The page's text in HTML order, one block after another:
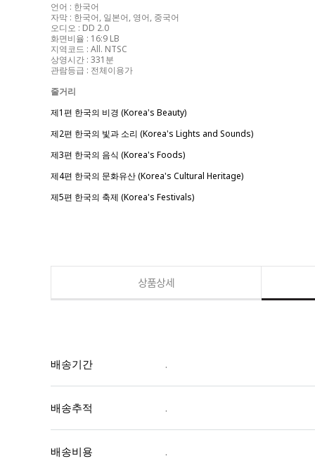
언어 : 한국어
자막 : 한국어, 일본어, 영어, 중국어
오디오 : DD 2.0
화면비율 : 16:9 LB
지역코드 : All. NTSC
상영시간 : 331분
관람등급 : 전체이용가
줄거리
제1편 한국의 비경 (Korea's Beauty)
제2편 한국의 빛과 소리 (Korea's Lights and Sounds)
제3편 한국의 음식 (Korea's Foods)
제4편 한국의 문화유산 (Korea's Cultural Heritage)
제5편 한국의 축제 (Korea's Festivals)
상품상세
배송기간 .
배송추적 .
배송비용 .